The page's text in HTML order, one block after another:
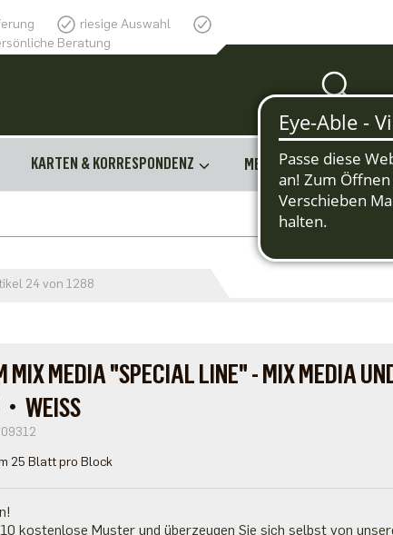
riesige Auswahl
Beratung
SUCHE
KARTEN & KORRESPONDENZ MEHR
24 von 1288
MIX MEDIA "SPECIAL LINE" - MIX MEDIA
WEISS
25 Blatt pro Block
kostenlose Muster und überzeugen Sie sich selbst von